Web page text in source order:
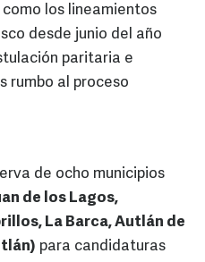
los lineamientos
desde junio del año
paritaria e
rumbo al proceso
de ocho municipios
de los Lagos,
La Barca, Autlán de
para candidaturas